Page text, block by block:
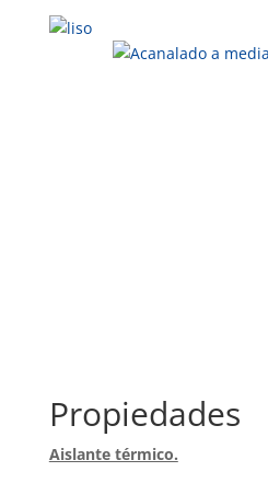
Propiedades
Aislante térmico.